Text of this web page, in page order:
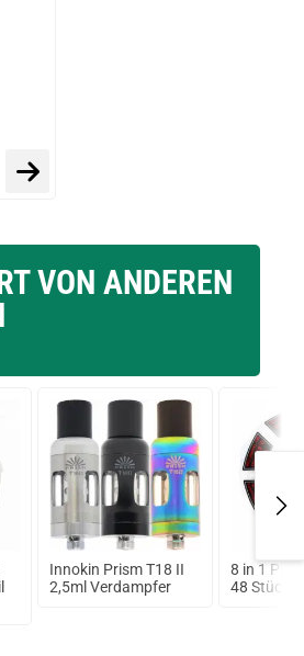
VON ANDEREN
Innokin Prism T18 II
2,5ml Verdampfer
8 in 1
48 Stück